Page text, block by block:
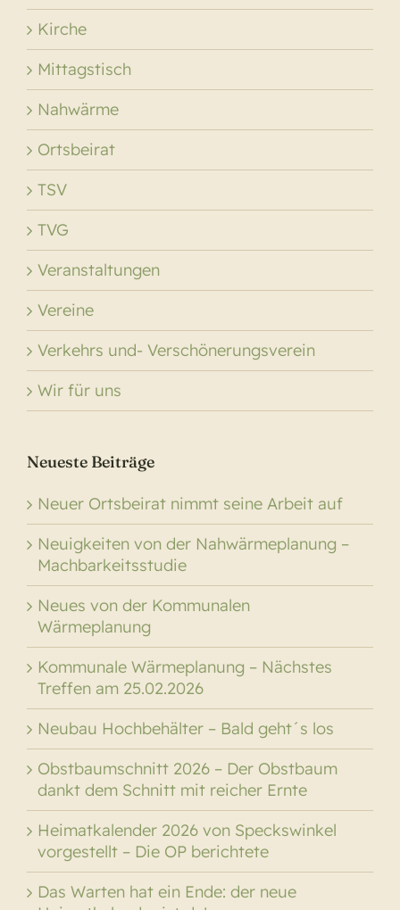
Kirche
Mittagstisch
Nahwärme
Ortsbeirat
TSV
TVG
Veranstaltungen
Vereine
Verkehrs und- Verschönerungsverein
Wir für uns
Neueste Beiträge
Neuer Ortsbeirat nimmt seine Arbeit auf
Neuigkeiten von der Nahwärmeplanung –
Machbarkeitsstudie
Neues von der Kommunalen
Wärmeplanung
Kommunale Wärmeplanung – Nächstes
Treffen am 25.02.2026
Neubau Hochbehälter – Bald geht´s los
Obstbaumschnitt 2026 – Der Obstbaum
dankt dem Schnitt mit reicher Ernte
Heimatkalender 2026 von Speckswinkel
vorgestellt – Die OP berichtete
Das Warten hat ein Ende: der neue